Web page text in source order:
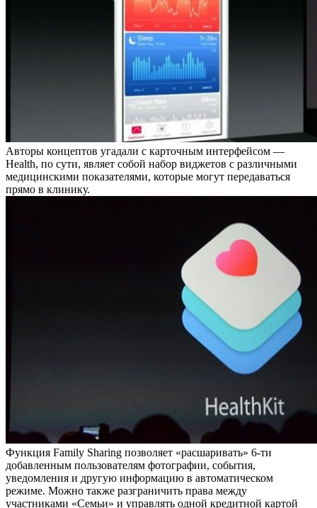
Авторы концептов угадали с карточным интерфейсом —
Health, по сути, являет собой набор виджетов с различными
медицинскими показателями, которые могут передаваться
прямо в клинику.
Функция Family Sharing позволяет «расшаривать» 6-ти
добавленным пользователям фотографии, события,
уведомления и другую информацию в автоматическом
режиме. Можно также разграничить права между
участниками «Семьи» и управлять одной кредитной картой